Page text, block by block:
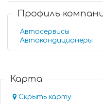
Профиль
Автосервисы
Автокондиционеры
Карта
Скрыть карту